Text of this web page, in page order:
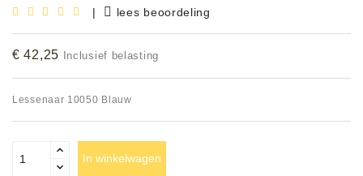
Bladmuziek
Accessoires
MODELLEN
OPRUIMING
| lees beoordeling
€ 42,25 Inclusief belasting
Lessenaar 10050 Blauw
In winkelwagen